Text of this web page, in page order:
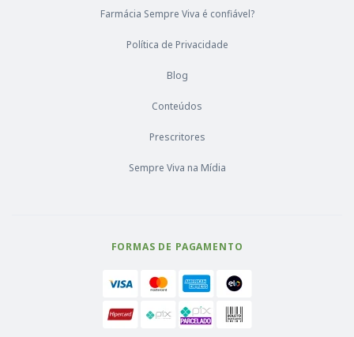
Farmácia Sempre Viva é confiável?
Política de Privacidade
Blog
Conteúdos
Prescritores
Sempre Viva na Mídia
FORMAS DE PAGAMENTO